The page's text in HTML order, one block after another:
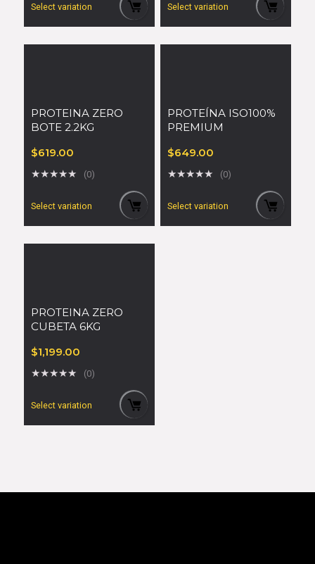
Select variation Select variation
PROTEINA ZERO
BOTE 2.2KG
$619.00
★★★★★ (0)
Select variation
PROTEÍNA ISO100%
PREMIUM
$649.00
★★★★★ (0)
Select variation
PROTEINA ZERO
CUBETA 6KG
$1,199.00
★★★★★ (0)
Select variation